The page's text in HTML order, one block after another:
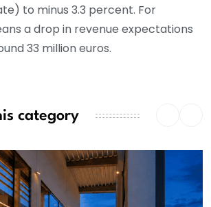
to minus 3.3 percent. For
a drop in revenue expectations
33 million euros.
category